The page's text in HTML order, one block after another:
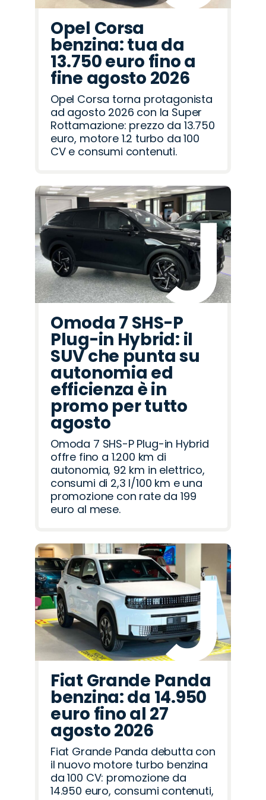
Opel Corsa
benzina: tua da
13.750 euro fino a
fine agosto 2026
Opel Corsa torna protagonista
ad agosto 2026 con la Super
Rottamazione: prezzo da 13.750
euro, motore 1.2 turbo da 100
CV e consumi contenuti.
Omoda 7 SHS-P
Plug-in Hybrid: il
SUV che punta su
autonomia ed
efficienza è in
promo per tutto
agosto
Omoda 7 SHS-P Plug-in Hybrid
offre fino a 1.200 km di
autonomia, 92 km in elettrico,
consumi di 2,3 l/100 km e una
promozione con rate da 199
euro al mese.
Fiat Grande Panda
benzina: da 14.950
euro fino al 27
agosto 2026
Fiat Grande Panda debutta con
il nuovo motore turbo benzina
da 100 CV: promozione da
14.950 euro, consumi contenuti,